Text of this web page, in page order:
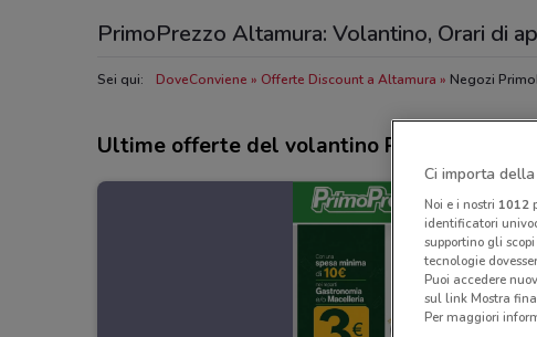
PrimoPrezzo Altamura: Volantino, Orari di
Sei qui: DoveConviene Offerte Discount a Altamura Negozi
Ultime offerte del volantino PrimoPrezzo
Ci importa
Noi e i nostri 1012
identificatori
supportino gli
tecnologie
Puoi accedere
sul link Mostra
Per maggiori